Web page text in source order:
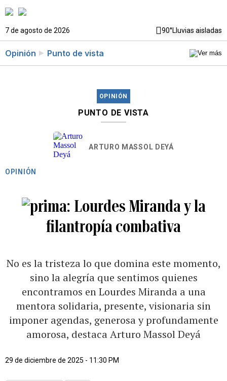
7 de agosto de 2026 90°Lluvias aisladas
Opinión Punto de vista
OPINIÓN
PUNTO DE VISTA
ARTURO MASSOL DEYÁ
OPINIÓN
Lourdes Miranda y la
filantropía combativa
No es la tristeza lo que domina este momento,
sino la alegría que sentimos quienes
encontramos en Lourdes Miranda a una
mentora solidaria, presente, visionaria sin
imponer agendas, generosa y profundamente
amorosa, destaca Arturo Massol Deyá
29 de diciembre de 2025 - 11:30 PM